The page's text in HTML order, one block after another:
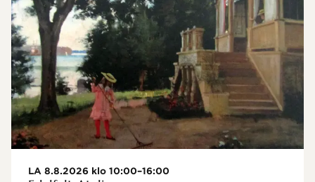
LA 8.8.2026 klo 10:00–16:00